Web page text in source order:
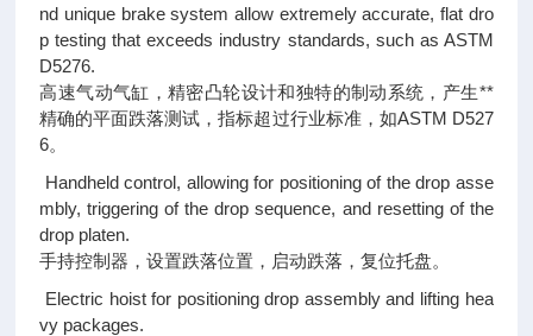
nd unique brake system allow extremely accurate, flat dro
p testing that exceeds industry standards, such as ASTM
D5276.
高速气动气缸，精密凸轮设计和独特的制动系统，产生**
精确的平面跌落测试，指标超过行业标准，如ASTM D527
6。
Handheld control, allowing for positioning of the drop asse
mbly, triggering of the drop sequence, and resetting of the
drop platen.
手持控制器，设置跌落位置，启动跌落，复位托盘。
Electric hoist for positioning drop assembly and lifting hea
vy packages.